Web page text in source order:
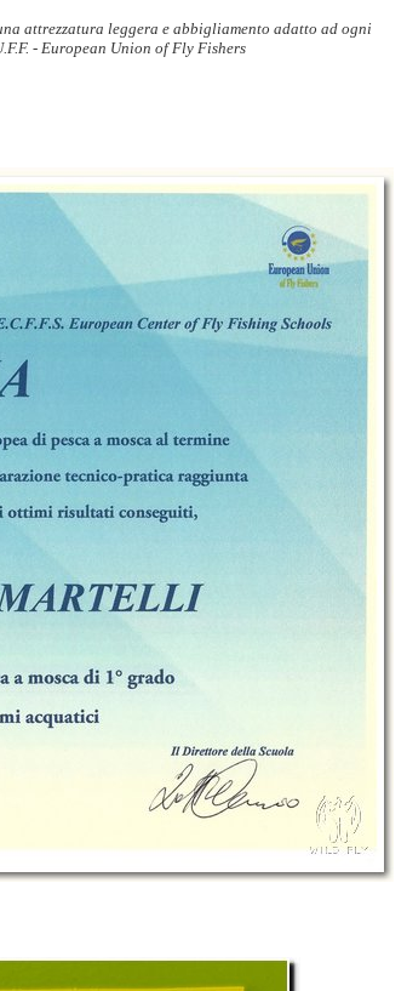
attrezzatura leggera e abbigliamento adatto ad ogni
- European Union of Fly Fishers